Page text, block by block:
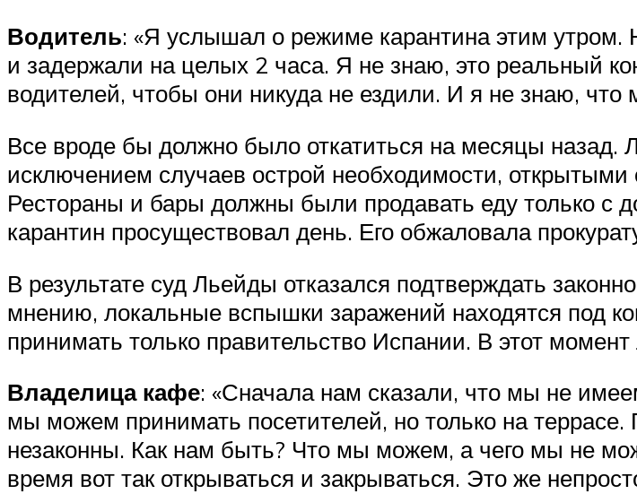
Водитель: «Я услышал о режиме карантина этим утром.
и задержали на целых 2 часа. Я не знаю, это реальный
водителей, чтобы они никуда не ездили. И я не знаю,
Все вроде бы должно было откатиться на месяцы назад.
исключением случаев острой необходимости,
Рестораны и бары должны были продавать еду только с
карантин просуществовал день. Его обжаловала
В результате суд Льейды отказался подтверждать
мнению, локальные вспышки заражений находятся под
принимать только правительство Испании. В этот
Владелица кафе: «Сначала нам сказали, что мы не
мы можем принимать посетителей, но только на
незаконны. Как нам быть? Что мы можем, а чего мы не
время вот так открываться и закрываться. Это же